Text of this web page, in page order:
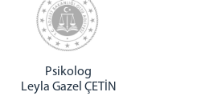
Psikolog
Leyla Gazel ÇETİN